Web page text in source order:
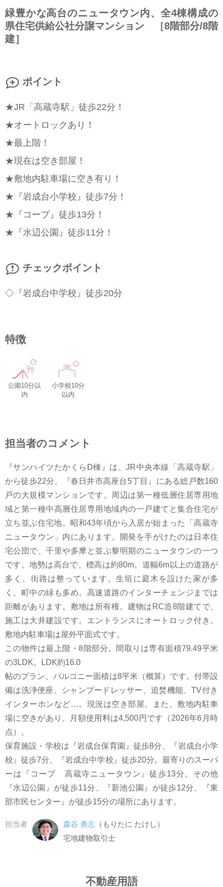
緑豊かな高台のニュータウン内、全4棟構成の
県住宅供給公社分譲マンション ［8階部分/8階
建］
ポイント
★JR「高蔵寺駅」徒歩22分！
★オートロックあり！
★最上階！
★現在は空き部屋！
★敷地内駐車場に空き有り！
★『岩成台小学校』徒歩7分！
★『コープ』徒歩13分！
★『水辺公園』徒歩11分！
チェックポイント
◇『岩成台中学校』徒歩20分
特徴
公園10分以
内
小学校10分
以内
担当者のコメント
『サンハイツたかくらD棟』は、JR中央本線「高蔵寺駅」
から徒歩22分、『春日井市高座台5丁目』にある総戸数160
戸の大規模マンションです。周辺は第一種低層住居専用地
域と第一種中高層住居専用地域内の一戸建てと集合住宅が
立ち並ぶ住宅地。昭和43年頃から入居が始まった「高蔵寺
ニュータウン」内にあります。開発を手がけたのは日本住
宅公団で、千里や多摩と並ぶ黎明期のニュータウンの一つ
です。地勢は高台で、標高は約80m。道幅6m以上の道路が
多く、街路は整っています。生垣に庭木を設けた家が多
く、町中の緑も多め。高速道路のインターチェンジまでは
距離があります。敷地は所有権。建物はRC造8階建てで、
施工は大井建設です。エントランスにオートロック付き。
敷地内駐車場は屋外平面式です。
この物件は最上階・8階部分。間取りは専有面積79.49平米
の3LDK。LDK約16.0
帖のプラン。バルコニー面積は8平米（概算）です。付帯設
備は洗浄便座、シャンプードレッサー、追焚機能、TV付き
インターホンなど…。現況は空き部屋。また、敷地内駐車
場に空きがあり、月額使用料は4,500円です（2026年6月時
点）。
保育施設・学校は『岩成台保育園』徒歩8分、『岩成台小学
校』徒歩7分、『岩成台中学校』徒歩20分。最寄りのスーパ
ーは『コープ 高蔵寺ニュータウン』徒歩13分。その他
『水辺公園』が徒歩11分、『新池公園』が徒歩12分、『東
部市民センター』が徒歩15分の場所にあります。
担当者 森谷 勇志（もりたに たけし）
宅地建物取引士
不動産用語